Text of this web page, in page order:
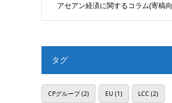
アセアン経済に関するコラム(寄稿向
タグ
CPグループ(2) EU (1) LCC (2)